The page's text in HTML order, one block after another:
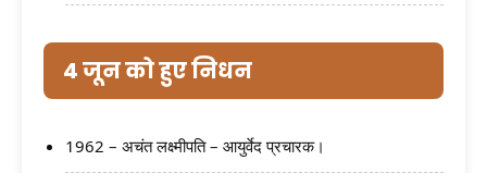
4 जून को हुए निधन
1962 – अचंत लक्ष्मीपति – आयुर्वेद प्रचारक।